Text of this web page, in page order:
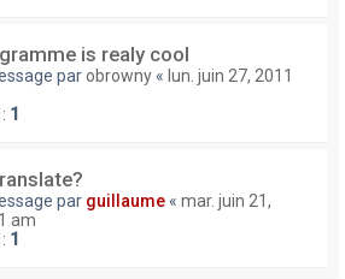
is realy cool
parobrowny « lun. juin 27, 2011
1
par guillaume « mar. juin 21,
am
1